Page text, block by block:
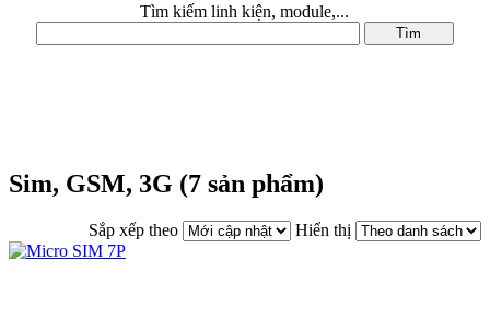
Tìm kiếm linh kiện, module,...
Sim, GSM, 3G (7 sản phẩm)
Sắp xếp theo Hiển thị